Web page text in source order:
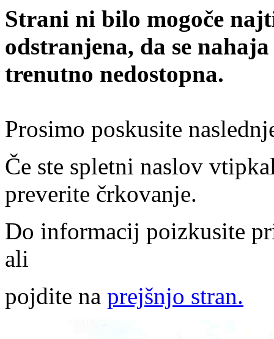
Strani ni bilo mogoče
odstranjena, da se
trenutno nedostopna.
Prosimo poskusite
Če ste spletni naslov
preverite črkovanje.
Do informacij poizkusite
ali
pojdite na prejšnjo stran.